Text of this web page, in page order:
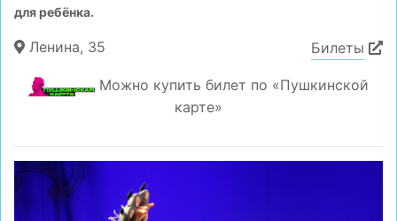
для ребёнка.
Ленина, 35 Билеты
Можно купить билет по «Пушкинской
карте»